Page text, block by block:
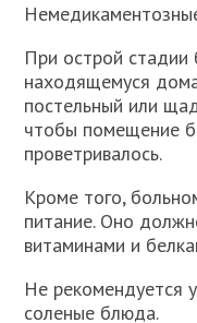
При острой стадии
находящемуся
постельный или
чтобы помещение
проветривалось.
Кроме того,
питание. Оно
витаминами и
Не рекомендуется
соленые блюда.